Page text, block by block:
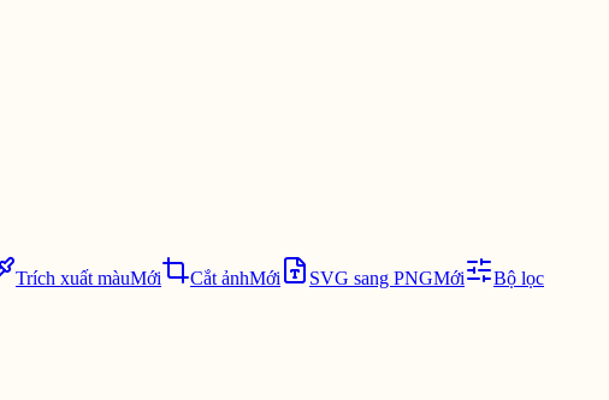
Trích xuất màuMới Cắt ảnhMới SVG sang PNGMới
Bộ lọc